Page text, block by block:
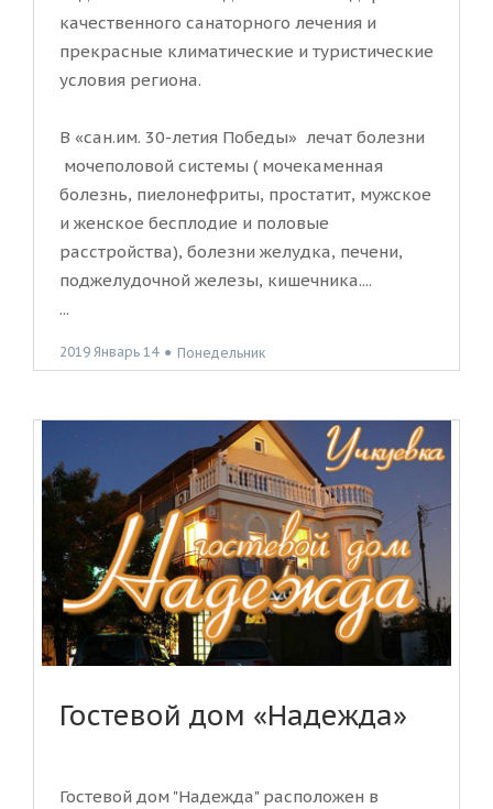
качественного санаторного лечения и
прекрасные климатические и туристические
условия региона.
В «сан.им. 30-летия Победы» лечат болезни
мочеполовой системы ( мочекаменная
болезнь, пиелонефриты, простатит, мужское
и женское бесплодие и половые
расстройства), болезни желудка, печени,
поджелудочной железы, кишечника....
...
2019 Январь 14 ● Понедельник
Гостевой дом «Надежда»
Гостевой дом "Надежда" расположен в